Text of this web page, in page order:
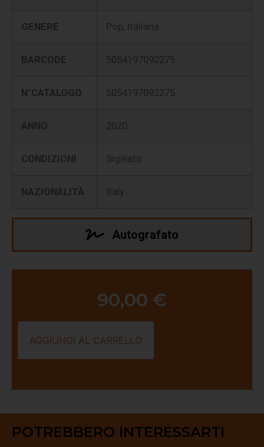
GENERE Pop, Italiana
BARCODE 5054197092275
N°CATALOGO 5054197092275
ANNO 2020
CONDIZIONI Sigillato
NAZIONALITÀ Italy
Autografato
90,00 €
AGGIUNGI AL CARRELLO
POTREBBERO INTERESSARTI